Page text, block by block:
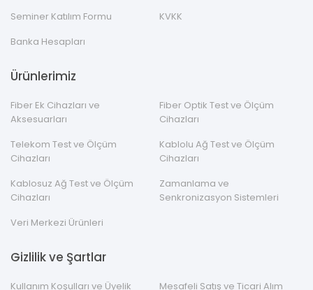
Seminer Katılım Formu
KVKK
Banka Hesapları
Ürünlerimiz
Fiber Ek Cihazları ve
Aksesuarları
Fiber Optik Test ve Ölçüm
Cihazları
Telekom Test ve Ölçüm
Cihazları
Kablolu Ağ Test ve Ölçüm
Cihazları
Kablosuz Ağ Test ve Ölçüm
Cihazları
Zamanlama ve
Senkronizasyon Sistemleri
Veri Merkezi Ürünleri
Gizlilik ve Şartlar
Kullanım Koşulları ve Üyelik
Mesafeli Satış ve Ticari Alım